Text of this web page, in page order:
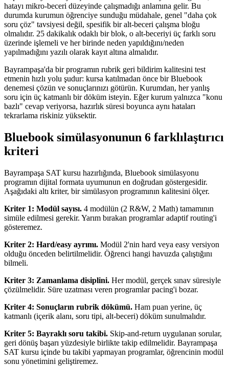
hatayı mikro-beceri düzeyinde çalışmadığı anlamına gelir. Bu
durumda kurumun öğrenciye sunduğu müdahale, genel "daha çok
soru çöz" tavsiyesi değil, spesifik bir alt-beceri çalışma bloğu
olmalıdır. 25 dakikalık odaklı bir blok, o alt-beceriyi üç farklı soru
üzerinde işlemeli ve her birinde neden yapıldığını/neden
yapılmadığını yazılı olarak kayıt altına almalıdır.
Bayrampaşa'da bir programın rubrik geri bildirim kalitesini test
etmenin hızlı yolu şudur: kursa katılmadan önce bir Bluebook
denemesi çözün ve sonuçlarınızı götürün. Kurumdan, her yanlış
soru için üç katmanlı bir döküm isteyin. Eğer kurum yalnızca "konu
bazlı" cevap veriyorsa, hazırlık süresi boyunca aynı hataları
tekrarlama riskiniz yüksektir.
Bluebook simülasyonunun 6 farklılaştırıcı
kriteri
Bayrampaşa SAT kursu hazırlığında, Bluebook simülasyonu
programın dijital formata uyumunun en doğrudan göstergesidir.
Aşağıdaki altı kriter, bir simülasyon programının kalitesini ölçer.
Kriter 1: Modül sayısı. 4 modülün (2 R&W, 2 Math) tamamının
simüle edilmesi gerekir. Yarım bırakan programlar adaptif routing'i
gösteremez.
Kriter 2: Hard/easy ayrımı. Modül 2'nin hard veya easy versiyon
olduğu önceden belirtilmelidir. Öğrenci hangi havuzda çalıştığını
bilmeli.
Kriter 3: Zamanlama disiplini. Her modül, gerçek sınav süresiyle
çözülmelidir. Süre uzatması veren programlar pacing'i bozar.
Kriter 4: Sonuçların rubrik dökümü. Ham puan yerine, üç
katmanlı (içerik alanı, soru tipi, alt-beceri) döküm sunulmalıdır.
Kriter 5: Bayraklı soru takibi. Skip-and-return uygulanan sorular,
geri dönüş başarı yüzdesiyle birlikte takip edilmelidir. Bayrampaşa
SAT kursu içinde bu takibi yapmayan programlar, öğrencinin modül
sonu yönetimini geliştiremez.